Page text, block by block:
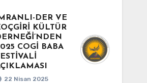
DER VE
KÜLTÜR
COGİ BABA
22 Nisan 2025